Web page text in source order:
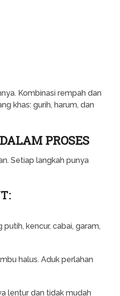
Kombinasi rempah dan
khas: gurih, harum, dan
PROSES
Setiap langkah punya
kencur, cabai, garam,
halus. Aduk perlahan
lentur dan tidak mudah